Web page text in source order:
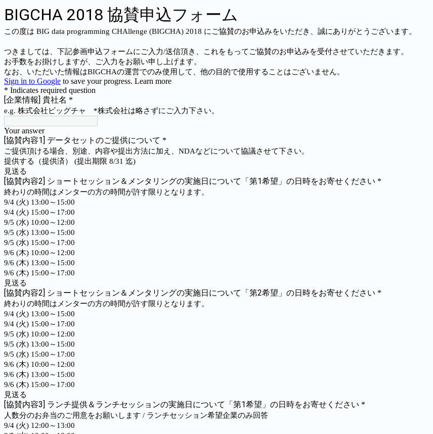
BIGCHA 2018 協賛申込フォーム
この度は BIG data programming CHAllenge (BIGCHA) 2018 にご協賛のお申込みをいただき、誠にありがとうございます。
つきましては、下記参画申込フォームにご入力/送信頂き、これをもってご協賛のお申込みを受付させていただきます。
お手数をお掛けしますが、ご入力をお願い申し上げます。
なお、いただいた情報はBIGCHAの運営でのみ使用して、他の目的で使用することはございません。
Sign in to Google to save your progress. Learn more
* Indicates required question
[企業情報] 貴社名 *
e.g. 株式会社ビッグチャ *株式会社は略さずにご入力下さい。
Your answer
[協賛内容1] データセットのご提供について *
ご提供頂ける場合、別途、内容や提出方法に加え、NDAなどについて協議させて下さい。
提供する（提供済） (提出期限 8/31 迄)
見送る
[協賛内容2] ショートセッション＆メンタリングの実施日について「第1希望」の日時をお寄せください *
終わりの時間はメンターの方の時間が許す限りとなります。
9/4 (火) 13:00～15:00
9/4 (火) 15:00～17:00
9/5 (水) 10:00～12:00
9/5 (水) 13:00～15:00
9/5 (水) 15:00～17:00
9/6 (木) 10:00～12:00
9/6 (木) 13:00～15:00
9/6 (木) 15:00～17:00
見送る
[協賛内容2] ショートセッション＆メンタリングの実施日について「第2希望」の日時をお寄せください *
終わりの時間はメンターの方の時間が許す限りとなります。
9/4 (火) 13:00～15:00
9/4 (火) 15:00～17:00
9/5 (水) 10:00～12:00
9/5 (水) 13:00～15:00
9/5 (水) 15:00～17:00
9/6 (木) 10:00～12:00
9/6 (木) 13:00～15:00
9/6 (木) 15:00～17:00
見送る
[協賛内容3] ランチ提供＆ランチセッションの実施日について「第1希望」の日時をお寄せください *
人数分のお弁当のご用意をお願いします / ランチセッション希望企業のみ回答
9/4 (火) 12:00～13:00